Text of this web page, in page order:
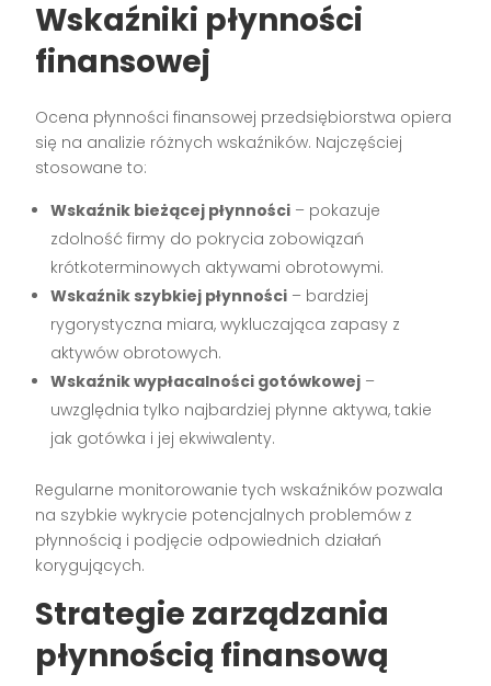
Wskaźniki płynności
finansowej
Ocena płynności finansowej przedsiębiorstwa opiera
się na analizie różnych wskaźników. Najczęściej
stosowane to:
Wskaźnik bieżącej płynności – pokazuje
zdolność firmy do pokrycia zobowiązań
krótkoterminowych aktywami obrotowymi.
Wskaźnik szybkiej płynności – bardziej
rygorystyczna miara, wykluczająca zapasy z
aktywów obrotowych.
Wskaźnik wypłacalności gotówkowej –
uwzględnia tylko najbardziej płynne aktywa, takie
jak gotówka i jej ekwiwalenty.
Regularne monitorowanie tych wskaźników pozwala
na szybkie wykrycie potencjalnych problemów z
płynnością i podjęcie odpowiednich działań
korygujących.
Strategie zarządzania
płynnością finansową